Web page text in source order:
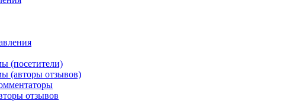
(посетители)
(авторы отзывов)
отзывов